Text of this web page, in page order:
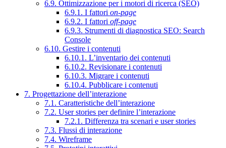
6.9. Ottimizzazione per i motori di ricerca (SEO)
6.9.1. I fattori on-page
6.9.2. I fattori off-page
6.9.3. Strumenti di diagnostica SEO: Search
Console
6.10. Gestire i contenuti
6.10.1. L’inventario dei contenuti
6.10.2. Revisionare i contenuti
6.10.3. Migrare i contenuti
6.10.4. Pubblicare i contenuti
7. Progettazione dell’interazione
7.1. Caratteristiche dell’interazione
7.2. User stories per definire l’interazione
7.2.1. Differenza tra scenari e user stories
7.3. Flussi di interazione
7.4. Wireframe